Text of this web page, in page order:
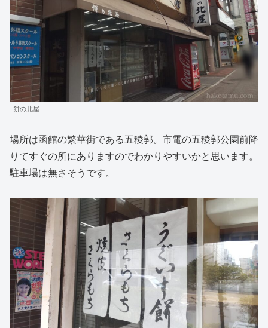
餅の北屋
場所は函館の繁華街である五稜郭。市電の五稜郭公園前降
りてすぐの所にありますのでわかりやすいかと思います。
駐車場は無さそうです。